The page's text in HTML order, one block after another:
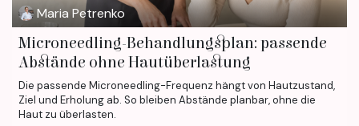
Maria Petrenko
Microneedling-Behandlungsplan: passende
Abstände ohne Hautüberlastung
Die passende Microneedling-Frequenz hängt von Hautzustand,
Ziel und Erholung ab. So bleiben Abstände planbar, ohne die
Haut zu überlasten.